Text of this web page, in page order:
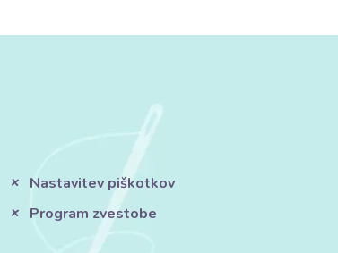
Nastavitev piškotkov
Program zvestobe